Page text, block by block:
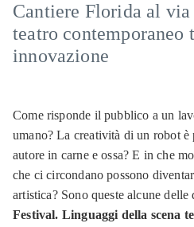
Cantiere Florida al via
teatro contemporaneo
innovazione
Come risponde il pubblico a un
umano? La creatività di un robot è
autore in carne e ossa? E in che
che ci circondano possono
artistica? Sono queste alcune
Festival. Linguaggi della scena